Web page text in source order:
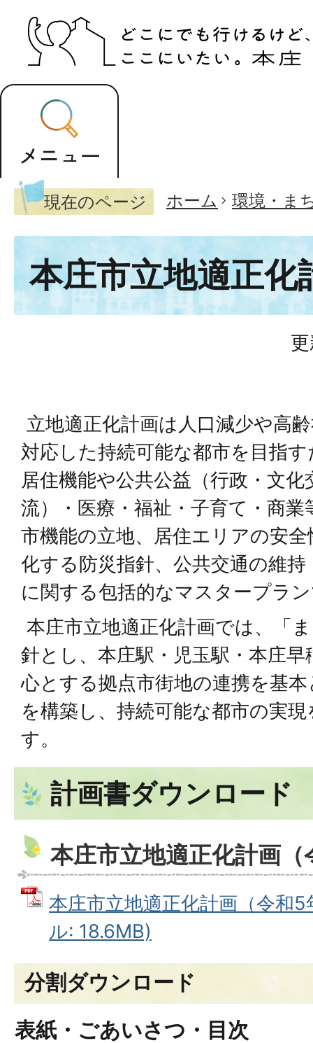
現在のページ ホーム 環境・ま
本庄市立地適正化
立地適正化計画は人口減少や高
対応した持続可能な都市を目指
居住機能や公共公益（行政・文化
流）・医療・福祉・子育て・商業
市機能の立地、居住エリアの安全
化する防災指針、公共交通の維持
に関する包括的なマスタープラ
本庄市立地適正化計画では、「
針とし、本庄駅・児玉駅・本庄
心とする拠点市街地の連携を基
を構築し、持続可能な都市の実
す。
計画書ダウンロード
本庄市立地適正化計画
本庄市立地適正化計画（令和
ル: 18.6MB)
分割ダウンロード
表紙・ごあいさつ・目次